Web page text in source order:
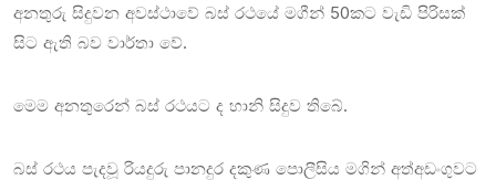
අනතුරු සිදුවන අවස්ථාවේ බස් රථයේ මගීන් 50කට වැඩි පිරිසක්
සිට ඇති බව වාර්තා වේ.
මෙම අනතුරෙන් බස් රථයට ද හානි සිදුව තිබේ.
බස් රථය පැදවූ රියදුරු පානදුර දකුණ පොලීසිය මගින් අත්අඩංගුවට